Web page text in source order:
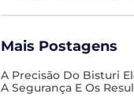
Mais Postagens
A Precisão Do Bisturi
A Segurança E Os